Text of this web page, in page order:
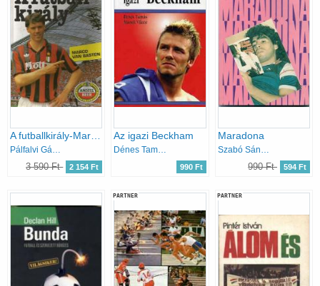
Pálfalvi Gábor
3 590 Ft 2 154 Ft
Az igazi Beckham
Dénes Tamás-Mácsik Viktor
990 Ft
Maradona
Szabó Sándor
990 Ft 594 Ft
PARTNER PARTNER